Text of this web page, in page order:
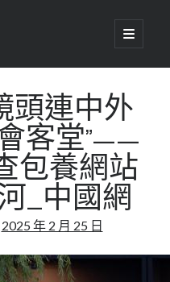
開
啟
要
單
頭連中外
會客堂”——
包養網站
_中國網
2025 年 2 月 25 日